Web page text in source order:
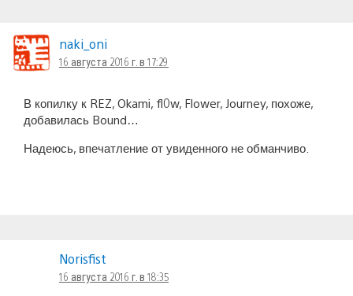
naki_oni
16 августа 2016 г. в 17:29
В копилку к REZ, Okami, fl0w, Flower, Journey, похоже,
добавилась Bound…
Надеюсь, впечатление от увиденного не обманчиво.
Norisfist
16 августа 2016 г. в 18:35